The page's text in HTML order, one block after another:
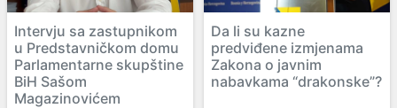
Intervju sa zastupnikom
u Predstavničkom domu
Parlamentarne skupštine
BiH Sašom
Magazinovićem
Da li su kazne
predviđene izmjenama
Zakona o javnim
nabavkama “drakonske”?